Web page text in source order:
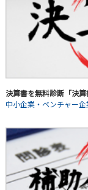
決算書を無料診断「決算
中小企業・ベンチャー